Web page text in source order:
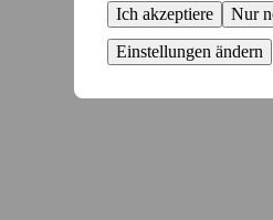
Ich akzeptiere
Nur
Einstellungen ändern